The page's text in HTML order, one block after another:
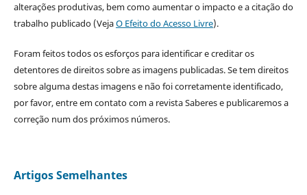
alterações produtivas, bem como aumentar o impacto e a citação do
trabalho publicado (VejaO Efeito do Acesso Livre).
Foram feitos todos os esforços para identificar e creditar os
detentores de direitos sobre as imagens publicadas. Se tem direitos
sobre alguma destas imagens e não foi corretamente identificado,
por favor, entre em contato com a revista Saberes e publicaremos a
correção num dos próximos números.
Artigos Semelhantes